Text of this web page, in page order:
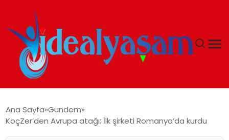
GÜNDEM
Ana Sayfa Gündem
KoçZer’den Avrupa atağı: İlk şirketi Romanya’da kurdu